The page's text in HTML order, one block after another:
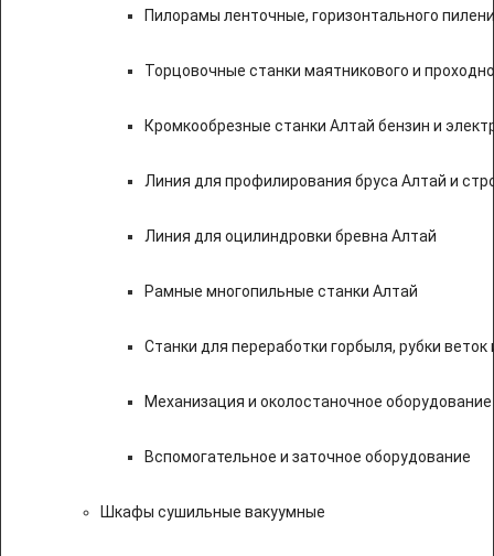
Пилорамы ленточные, горизонтального
Торцовочные станки маятникового и
Кромкообрезные станки Алтай бензин и
Линия для профилирования бруса Алтай и
Линия для оцилиндровки бревна Алтай
Рамные многопильные станки Алтай
Станки для переработки горбыля, рубки веток
Механизация и околостаночное оборудование
Вспомогательное и заточное оборудование
Шкафы сушильные вакуумные